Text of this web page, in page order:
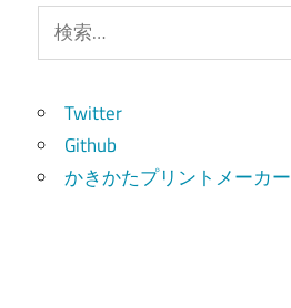
索:
Twitter
Github
かきかたプリントメーカー